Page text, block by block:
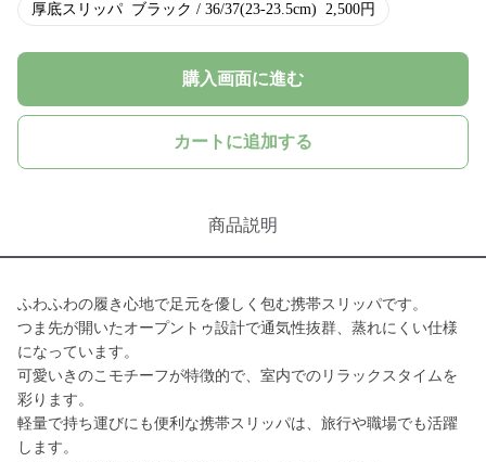
厚底スリッパ ブラック / 36/37(23-23.5cm) 2,500円
購入画面に進む
カートに追加する
商品説明
ふわふわの履き心地で足元を優しく包む携帯スリッパです。
つま先が開いたオープントゥ設計で通気性抜群、蒸れにくい仕様
になっています。
可愛いきのこモチーフが特徴的で、室内でのリラックスタイムを
彩ります。
軽量で持ち運びにも便利な携帯スリッパは、旅行や職場でも活躍
します。